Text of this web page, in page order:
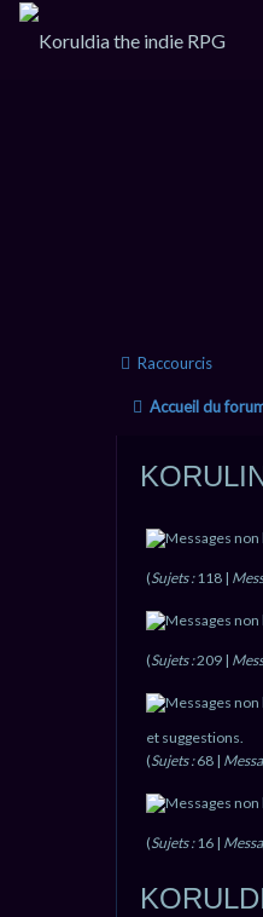
Raccourcis
Accueil du
(Sujets :118 |
(Sujets :209 |
et suggestions.
(Sujets :68 |
(Sujets :16 |